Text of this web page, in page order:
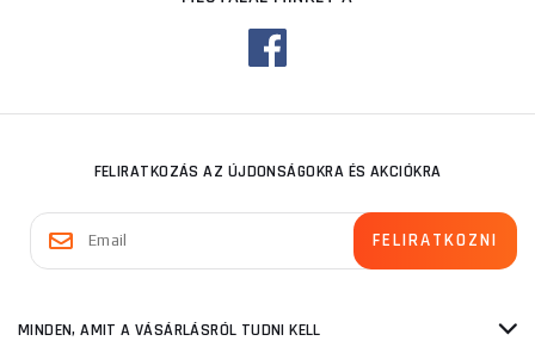
FELIRATKOZÁS AZ ÚJDONSÁGOKRA ÉS AKCIÓKRA
MINDEN, AMIT A VÁSÁRLÁSRÓL TUDNI KELL